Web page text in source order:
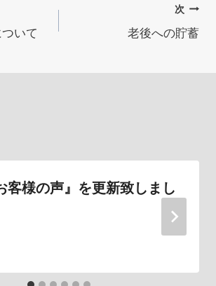
いて
次
老後への貯蓄
客様の声』を更新致しまし